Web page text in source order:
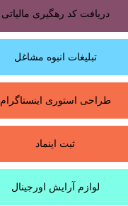
دریافت کد رهگیری مالیاتی
تبلیغات انبوه مشاغل
طراحی استوری اینستاگرام
ثبت اینماد
لوازم آرایش اورجینال